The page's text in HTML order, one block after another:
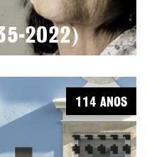
2022)
114 ANOS